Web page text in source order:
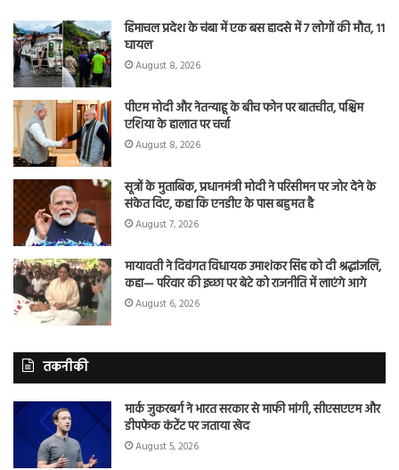
हिमाचल प्रदेश के चंबा में एक बस हादसे में 7 लोगों की मौत, 11
घायल
August 8, 2026
पीएम मोदी और नेतन्याहू के बीच फोन पर बातचीत, पश्चिम
एशिया के हालात पर चर्चा
August 8, 2026
सूत्रों के मुताबिक, प्रधानमंत्री मोदी ने परिसीमन पर जोर देने के
संकेत दिए, कहा कि एनडीए के पास बहुमत है
August 7, 2026
मायावती ने दिवंगत विधायक उमाशंकर सिंह को दी श्रद्धांजलि,
कहा— परिवार की इच्छा पर बेटे को राजनीति में लाएंगे आगे
August 6, 2026
तकनीकी
मार्क जुकरबर्ग ने भारत सरकार से माफी मांगी, सीएसएएम और
डीपफेक कंटेंट पर जताया खेद
August 5, 2026